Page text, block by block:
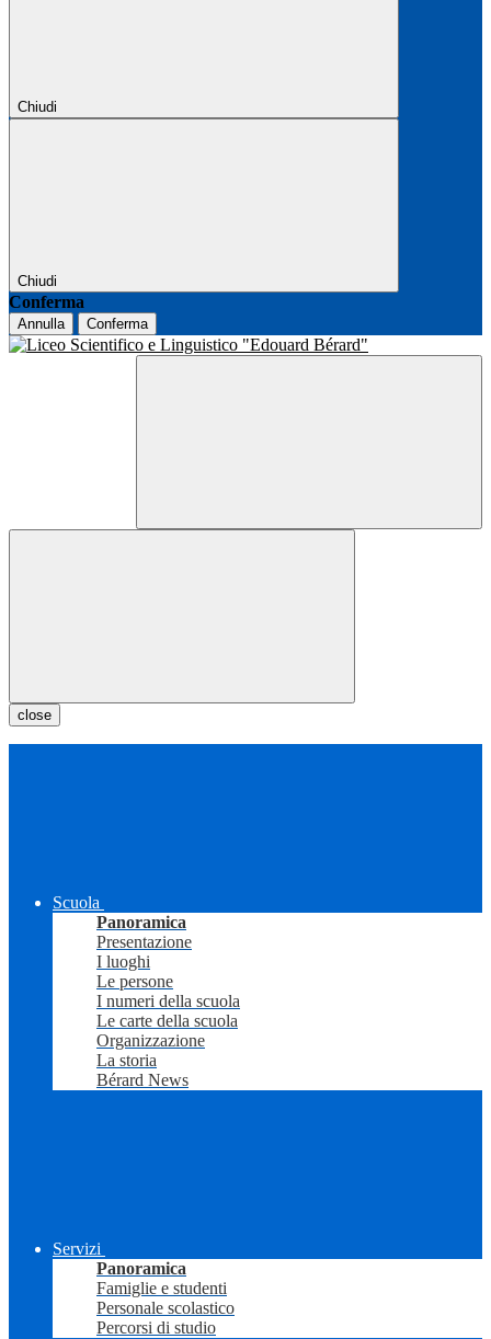
Chiudi
Chiudi
Conferma
Annulla Conferma
close
Scuola
Panoramica
Presentazione
I luoghi
Le persone
I numeri della scuola
Le carte della scuola
Organizzazione
La storia
Bérard News
Servizi
Panoramica
Famiglie e studenti
Personale scolastico
Percorsi di studio